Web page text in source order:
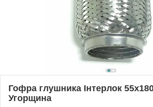
Гофра глушника Інтерлок
Угорщина